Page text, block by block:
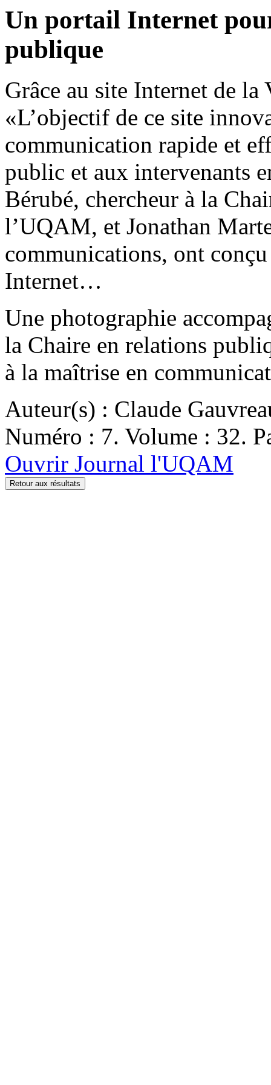
Un portail Internet
publique
Grâce au site Internet de
«L’objectif de ce site
communication rapide et
public et aux intervenants
Bérubé, chercheur à la
l’UQAM, et Jonathan
communications, ont
Internet…
Une photographie
la Chaire en relations
à la maîtrise en
Auteur(s) : Claude
Numéro : 7. Volume : 32.
Ouvrir Journal l'UQAM
Retour aux résultats